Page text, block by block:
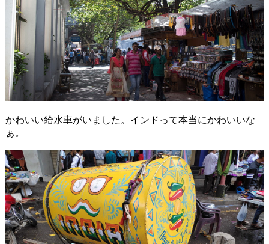
かわいい給水車がいました。インドって本当にかわいいな
ぁ。